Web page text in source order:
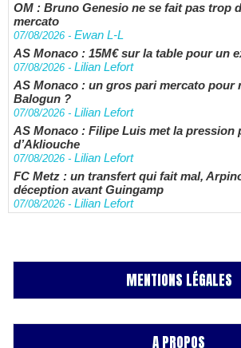
OM : Bruno Genesio ne se fait pas trop
mercato
07/08/2026 - Ewan L-L
AS Monaco : 15M€ sur la table pour un
07/08/2026 - Lilian Lefort
AS Monaco : un gros pari mercato pour
Balogun ?
07/08/2026 - Lilian Lefort
AS Monaco : Filipe Luis met la pression
d’Akliouche
07/08/2026 - Lilian Lefort
FC Metz : un transfert qui fait mal,
déception avant Guingamp
07/08/2026 - Lilian Lefort
MENTIONS LÉGALES
A PROPOS